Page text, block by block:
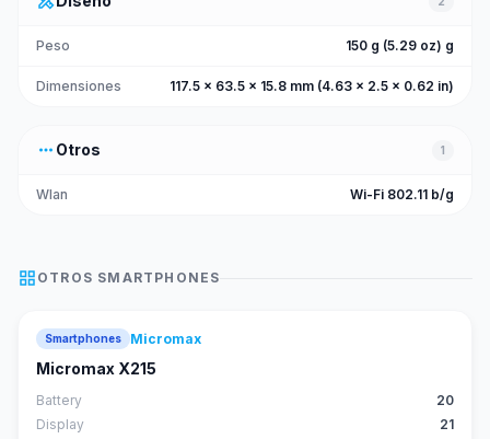
Peso 150 g (5.29 oz) g
Dimensiones 117.5 x 63.5 x 15.8 mm (4.63 x 2.5 x 0.62 in)
more_horiz Otros 1
Wlan Wi-Fi 802.11 b/g
grid_view OTROS SMARTPHONES
Smartphones Micromax
Micromax X215
Battery
20
Display
21